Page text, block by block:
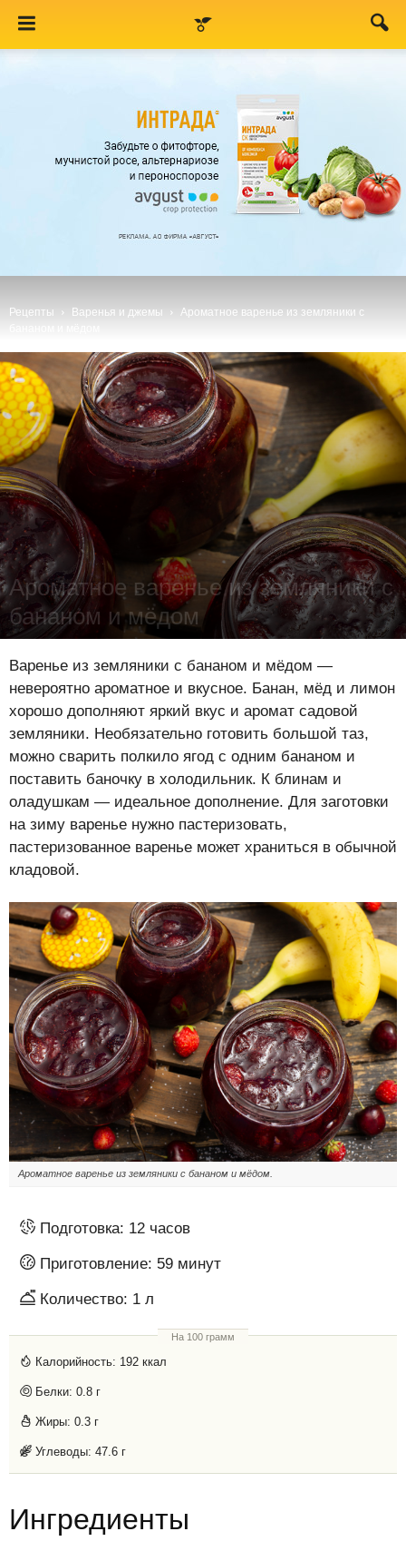
Рецепты Варенья и джемы
Ароматное варенье из земляники с
Ароматное варенье из земляники с
бананом и мёдом
Варенье из земляники с бананом и мёдом —
невероятно ароматное и вкусное. Банан, мёд и лимон
хорошо дополняют яркий вкус и аромат садовой
земляники. Необязательно готовить большой таз,
можно сварить полкило ягод с одним бананом и
поставить баночку в холодильник. К блинам и
оладушкам — идеальное дополнение. Для заготовки
на зиму варенье нужно пастеризовать,
пастеризованное варенье может храниться в обычной
кладовой.
Ароматное варенье из земляники с бананом и мёдом.
Подготовка: 12 часов
Приготовление: 59 минут
Количество: 1 л
На 100 грамм
Калорийность: 192 ккал
Белки: 0.8 г
Жиры: 0.3 г
Углеводы: 47.6 г
Ингредиенты